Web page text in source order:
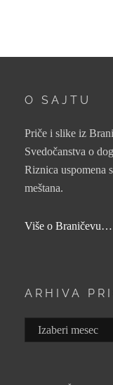
O SAJTU
Priče i slike iz
Svedočanstva o
Riznica uspomena
meštana.
Više o Braničevu…
ARHIVA
Arhiva
priča